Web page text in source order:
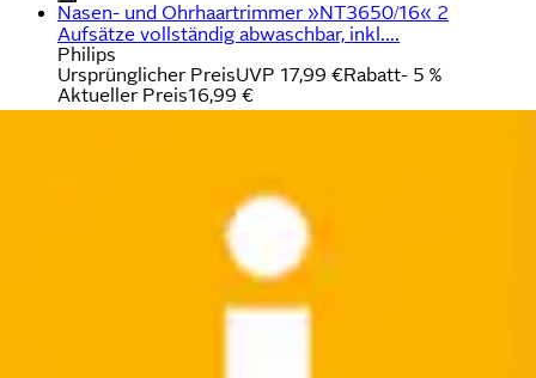
Nasen- und Ohrhaartrimmer »NT3650/16« 2
Aufsätze vollständig abwaschbar, inkl....
Philips
Ursprünglicher PreisUVP 17,99 €Rabatt- 5 %
Aktueller Preis16,99 €